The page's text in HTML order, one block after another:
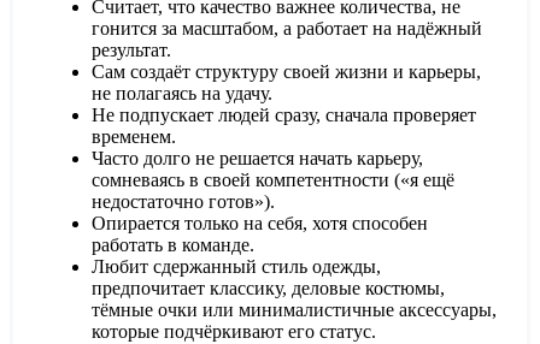
Считает, что качество важнее количества, не
гонится за масштабом, а работает на надёжный
результат.
Сам создаёт структуру своей жизни и карьеры,
не полагаясь на удачу.
Не подпускает людей сразу, сначала проверяет
временем.
Часто долго не решается начать карьеру,
сомневаясь в своей компетентности («я ещё
недостаточно готов»).
Опирается только на себя, хотя способен
работать в команде.
Любит сдержанный стиль одежды,
предпочитает классику, деловые костюмы,
тёмные очки или минималистичные аксессуары,
которые подчёркивают его статус.